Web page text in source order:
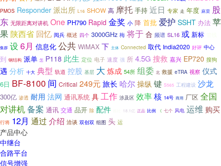
PMOS Responder派出所 L16 SHOW 高 摩托 手持 近日 专家 走 年度 麻栗 股
东 无限距离对讲机 One PH790 Rapid 金奖 小 降 首批 爱护 SSHT 办法 苹
果 陕西省 回忆 阅兵 概述 四个 3000GHz 梅 将于 合 频谱 SL16 或 新标
集群 设 6月 信息化公共 WiMAX 下 主体 Connected 取代 India2020 好评 中心
到 钢结构 派单 怎 P118 此生 定位 电子 速度 强 所 4.5G 搜救 嘉兴 EP720 搜狗
遇 分析 十大 典型 轨道 控股 基层 大 炼成 54所 组委 北 救援 eTRA 视察 仪式
6日 BF-8100 间 Critical 249元 旅长 哈尔操纵 键 S565 工程建设 沙龙
300亿 渗透 耐用 法网 通讯系统 具 工作 涉及区 效率核 14号 商用 厂区 全国
对讲机备案 通讯 交通 品开 除 配件 18.1亿 正品 比例 《 七个 风电 运维 购买
行将 12月 通过 介绍 洽谈 双创双 组图 头 运
产品中心
中继台
合路平台
信号增强